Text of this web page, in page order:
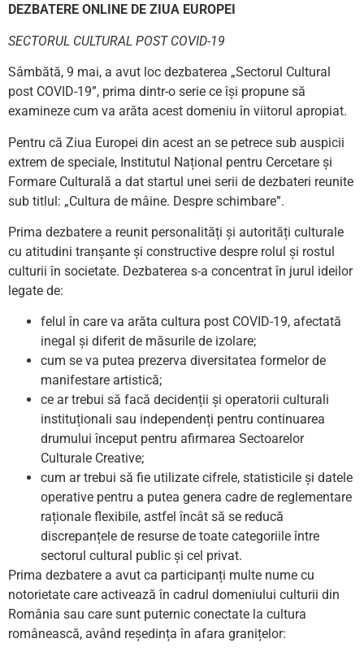
DEZBATERE ONLINE DE ZIUA EUROPEI
SECTORUL CULTURAL POST COVID-19
Sâmbătă, 9 mai, a avut loc dezbaterea „Sectorul Cultural
post COVID-19”, prima dintr-o serie ce își propune să
examineze cum va arăta acest domeniu în viitorul apropiat.
Pentru că Ziua Europei din acest an se petrece sub auspicii
extrem de speciale, Institutul Național pentru Cercetare și
Formare Culturală a dat startul unei serii de dezbateri reunite
sub titlul: „Cultura de mâine. Despre schimbare”.
Prima dezbatere a reunit personalități și autorități culturale
cu atitudini tranșante și constructive despre rolul și rostul
culturii în societate. Dezbaterea s-a concentrat în jurul ideilor
legate de:
felul în care va arăta cultura post COVID-19, afectată
inegal și diferit de măsurile de izolare;
cum se va putea prezerva diversitatea formelor de
manifestare artistică;
ce ar trebui să facă decidenții și operatorii culturali
instituționali sau independenți pentru continuarea
drumului început pentru afirmarea Sectoarelor
Culturale Creative;
cum ar trebui să fie utilizate cifrele, statisticile și datele
operative pentru a putea genera cadre de reglementare
raționale flexibile, astfel încât să se reducă
discrepanțele de resurse de toate categoriile între
sectorul cultural public și cel privat.
Prima dezbatere a avut ca participanți multe nume cu
notorietate care activează în cadrul domeniului culturii din
România sau care sunt puternic conectate la cultura
românească, având reședința în afara granițelor: